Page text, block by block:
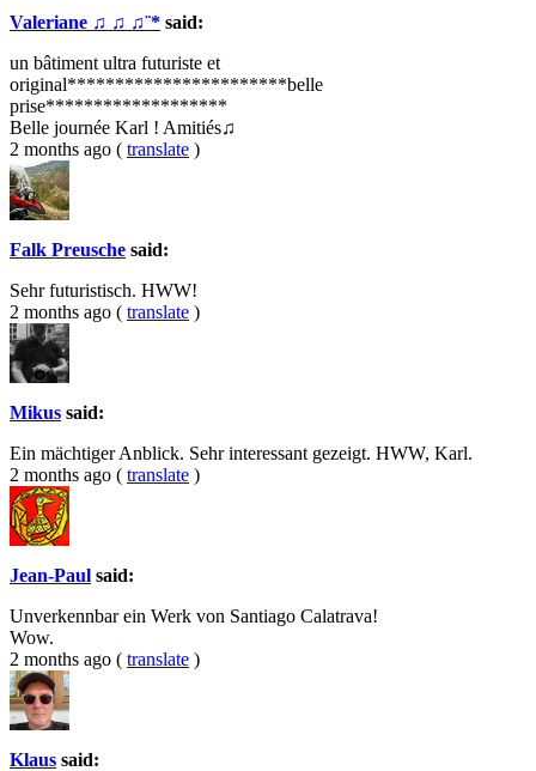
Valeriane ♫ ♫ ♫¨* said:
un bâtiment ultra futuriste et
original***********************belle
prise*******************
Belle journée Karl ! Amitiés♫
2 months ago ( translate )
Falk Preusche said:
Sehr futuristisch. HWW!
2 months ago ( translate )
Mikus said:
Ein mächtiger Anblick. Sehr interessant gezeigt. HWW, Karl.
2 months ago ( translate )
Jean-Paul said:
Unverkennbar ein Werk von Santiago Calatrava!
Wow.
2 months ago ( translate )
Klaus said: